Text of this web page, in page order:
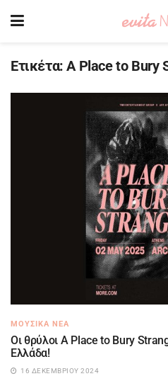
Ετικέτα:A Place to Bury
ΜΟΥΣΙΚΆ ΝΈΑ
Οι θρύλοι A Place to Bury
Ελλάδα!
16 ΔΕΚΕΜΒΡΊΟΥ 2024